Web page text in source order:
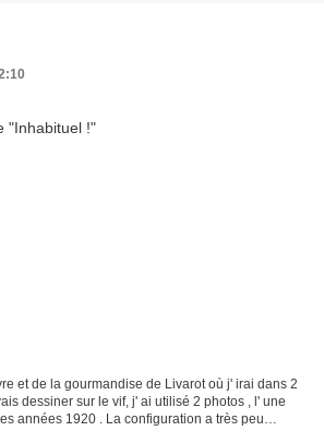
et de la gourmandise de Livarot où j' irai dans 2
dessiner sur le vif, j' ai utilisé 2 photos , l' une
années 1920 . La configuration a très peu